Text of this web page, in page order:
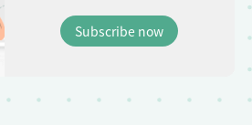
Subscribe now